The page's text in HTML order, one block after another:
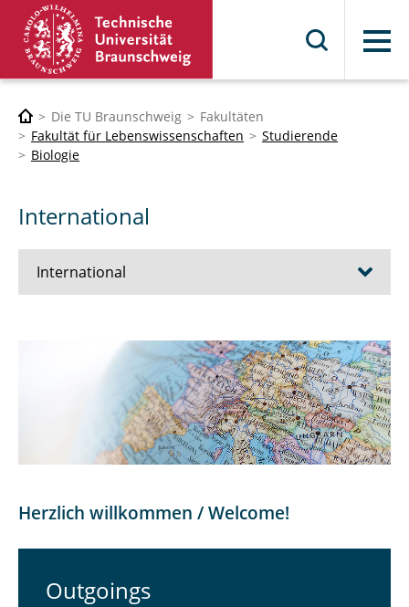
Menü
Die TU Braunschweig
Fakultäten
Fakultät für Lebenswissenschaften
Studierende
Biologie
International
International
Erfahrungsberichte
Outgoing
Herzlich willkommen / Welcome!
Outgoings